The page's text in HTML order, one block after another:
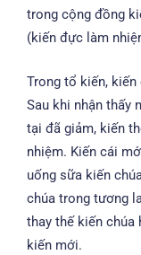
trong cộng đồng
(kiến đực làm
Trong tổ kiến,
Sau khi nhận thấy
tại đã giảm, kiến
nhiệm. Kiến cái
uống sữa kiến
chúa trong tương
thay thế kiến
kiến mới.